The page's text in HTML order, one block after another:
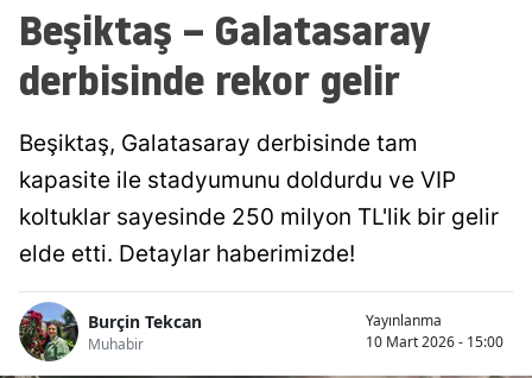
Beşiktaş – Galatasaray
derbisinde rekor gelir
Beşiktaş, Galatasaray derbisinde tam
kapasite ile stadyumunu doldurdu ve VIP
koltuklar sayesinde 250 milyon TL'lik bir gelir
elde etti. Detaylar haberimizde!
Burçin Tekcan
Muhabir
Yayınlanma
10 Mart 2026 - 15:00